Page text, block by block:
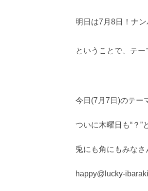
明日は7月8日！ナ
ということで、テー
今日(7月7日)のテー
ついに木曜日も“？
兎にも角にもみなさ
happy@lucky-